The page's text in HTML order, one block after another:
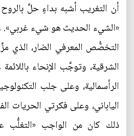
أن التغريب أشبه بداءٍ حلَّ بالروح
«الشيء الحديث هو شيء
التخصُّص المعرفي الضار، الذي
الشرقية، وتوجَّب الإنحاء
الرأسمالية، وعلى جلب
الياباني، وعلى فكرتي الحريات
ذلك كان من الواجب «التغلُّب